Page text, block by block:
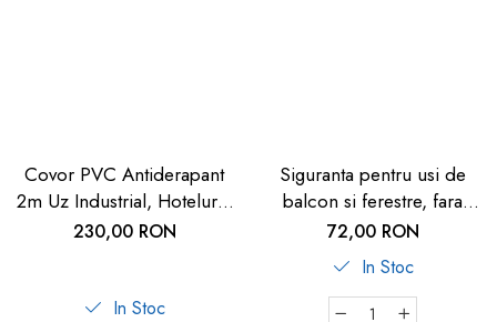
Covor PVC Antiderapant
2m Uz Industrial, Hoteluri |
Carboysafey
230,00 RON
In Stoc
Siguranta pentru usi de
balcon si ferestre, fara
gaurire sau lipire, gri
antracit, Reer WinLock
70021
72,00 RON
In Stoc